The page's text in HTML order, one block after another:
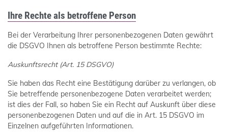
Ihre Rechte als betroffene Person
Bei der Verarbeitung Ihrer personenbezogenen Daten gewährt
die DSGVO Ihnen als betroffene Person bestimmte Rechte:
Auskunftsrecht (Art. 15 DSGVO)
Sie haben das Recht eine Bestätigung darüber zu verlangen, ob
Sie betreffende personenbezogene Daten verarbeitet werden;
ist dies der Fall, so haben Sie ein Recht auf Auskunft über diese
personenbezogenen Daten und auf die in Art. 15 DSGVO im
Einzelnen aufgeführten Informationen.